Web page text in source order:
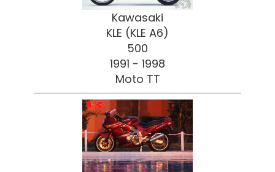
Kawasaki
KLE (KLE A6)
500
1991 - 1998
Moto TT